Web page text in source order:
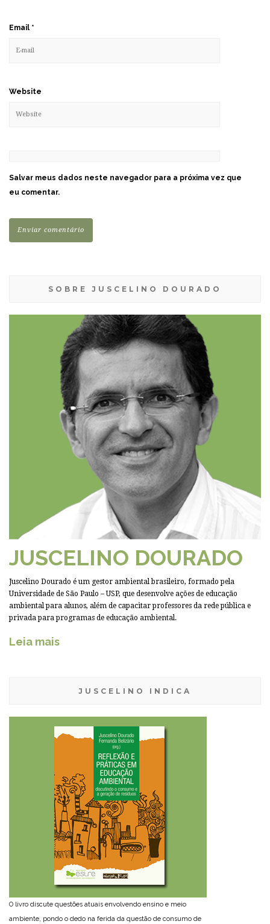
Email *
Website
Salvar meus dados neste navegador para a próxima vez que
eu comentar.
SOBRE JUSCELINO DOURADO
JUSCELINO DOURADO
Juscelino Dourado é um gestor ambiental brasileiro, formado pela
Universidade de São Paulo – USP, que desenvolve ações de educação
ambiental para alunos, além de capacitar professores da rede pública e
privada para programas de educação ambiental.
Leia mais
JUSCELINO INDICA
O livro discute questões atuais envolvendo ensino e meio
ambiente, pondo o dedo na ferida da questão de consumo de